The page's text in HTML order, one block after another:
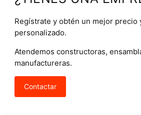
Regístrate y obtén un mejor precio
personalizado.
Atendemos constructoras,
manufactureras.
Contactar